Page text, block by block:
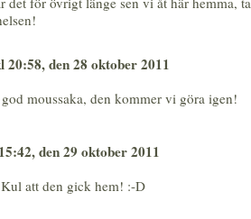
20:58, den 28 oktober 2011
moussaka, den kommer vi göra igen!
den 29 oktober 2011
att den gick hem! :-D